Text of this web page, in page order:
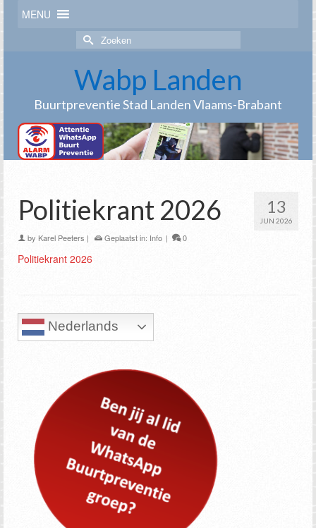
MENU
Zoek
naar:
Wabp Landen
Buurtpreventie Stad Landen Vlaams-Brabant
13
JUN 2026
Politiekrant 2026
by Karel Peeters | Geplaatst in: Info | 0
Politiekrant 2026
Nederlands